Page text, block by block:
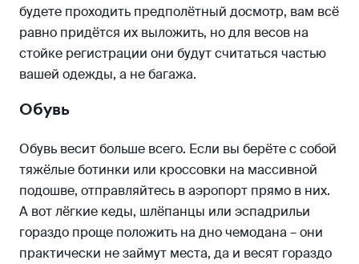
будете проходить предполётный досмотр, вам всё
равно придётся их выложить, но для весов на
стойке регистрации они будут считаться частью
вашей одежды, а не багажа.
Обувь
Обувь весит больше всего. Если вы берёте с собой
тяжёлые ботинки или кроссовки на массивной
подошве, отправляйтесь в аэропорт прямо в них.
А вот лёгкие кеды, шлёпанцы или эспадрильи
гораздо проще положить на дно чемодана – они
практически не займут места, да и весят гораздо